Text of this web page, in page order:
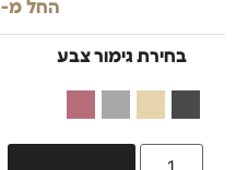
החל מ-
בחירת גימור צבע